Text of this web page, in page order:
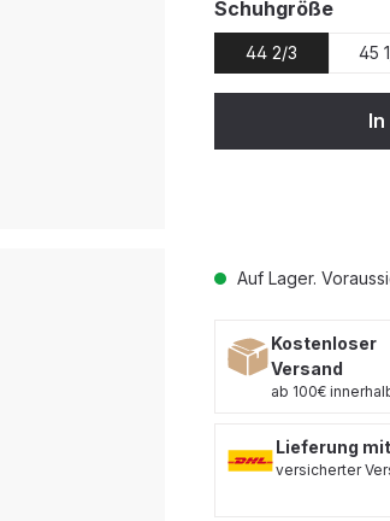
Auf Lager.
Schuhgröße
44 2/3 45
Kostenloser
Versand
ab 100€
Lieferung
versicherter